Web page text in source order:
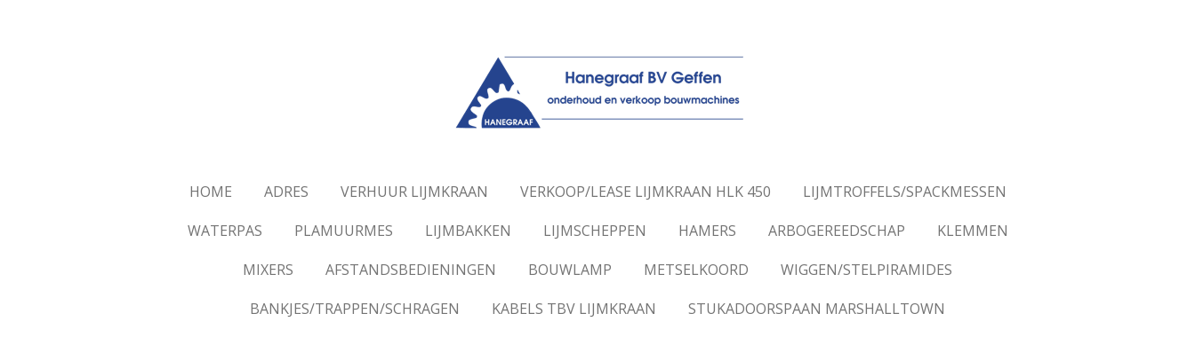
HOME ADRES VERHUUR LIJMKRAAN VERKOOP/LEASE LIJMKRAAN HLK 450
LIJMTROFFELS/SPACKMESSEN
WATERPAS
PLAMUURMES LIJMBAKKEN LIJMSCHEPPEN HAMERS ARBOGEREEDSCHAP
KLEMMEN
MIXERS
AFSTANDSBEDIENINGEN BOUWLAMP METSELKOORD
WIGGEN/STELPIRAMIDES
BANKJES/TRAPPEN/SCHRAGEN
KABELS TBV LIJMKRAAN
STUKADOORSPAAN MARSHALLTOWN